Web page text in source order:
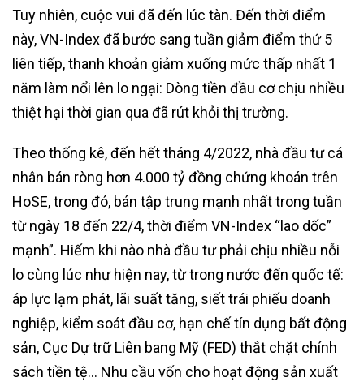
Tuy nhiên, cuộc vui đã đến lúc tàn. Đến thời điểm
này, VN-Index đã bước sang tuần giảm điểm thứ 5
liên tiếp, thanh khoản giảm xuống mức thấp nhất 1
năm làm nổi lên lo ngại: Dòng tiền đầu cơ chịu nhiều
thiệt hại thời gian qua đã rút khỏi thị trường.
Theo thống kê, đến hết tháng 4/2022, nhà đầu tư cá
nhân bán ròng hơn 4.000 tỷ đồng chứng khoán trên
HoSE, trong đó, bán tập trung mạnh nhất trong tuần
từ ngày 18 đến 22/4, thời điểm VN-Index “lao dốc”
mạnh”. Hiếm khi nào nhà đầu tư phải chịu nhiều nỗi
lo cùng lúc như hiện nay, từ trong nước đến quốc tế:
áp lực lạm phát, lãi suất tăng, siết trái phiếu doanh
nghiệp, kiểm soát đầu cơ, hạn chế tín dụng bất động
sản, Cục Dự trữ Liên bang Mỹ (FED) thắt chặt chính
sách tiền tệ… Nhu cầu vốn cho hoạt động sản xuất